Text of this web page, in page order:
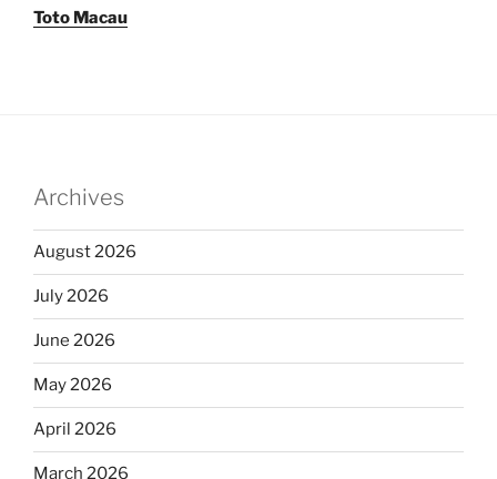
Toto Macau
Archives
August 2026
July 2026
June 2026
May 2026
April 2026
March 2026